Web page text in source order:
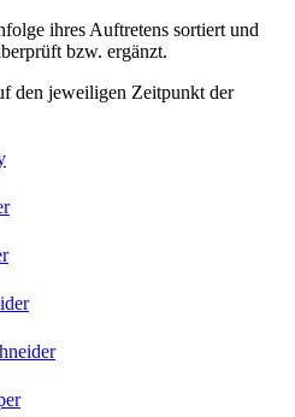
ihres Auftretens sortiert und
bzw. ergänzt.
den jeweiligen Zeitpunkt der